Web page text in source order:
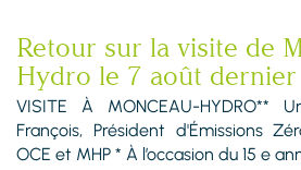
Retour sur la visite de
Hydro le 7 août dernier
VISITE À MONCEAU-HYDRO**
François, Président d'Émissions
OCE et MHP * À l’occasion du 15 e